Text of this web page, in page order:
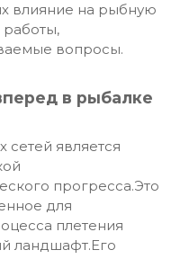
влияние на рыбную
вопросы.
в рыбалке
является
прогресса.Это
для
плетения
ландшафт.Его